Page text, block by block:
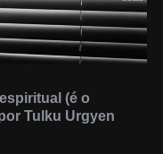
(é o
Tulku Urgyen